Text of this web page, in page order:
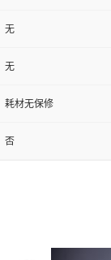
无
无
耗材无保修
否